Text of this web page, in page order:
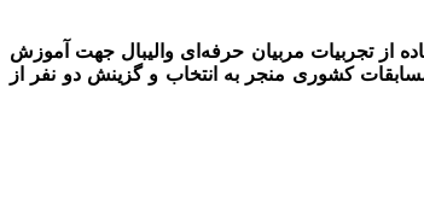
از تجربیات مربیان حرفه‌­ای والیبال جهت آموزش
کشوری منجر به انتخاب و گزینش دو نفر از